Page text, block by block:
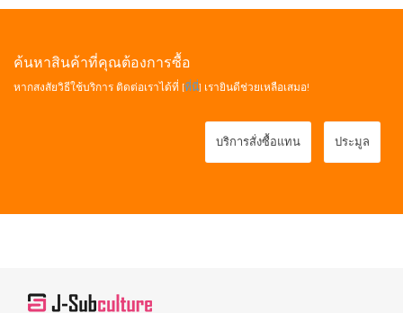
ค้นหาสินค้าที่คุณต้องการซื้อ
หากสงสัยวิธีใช้บริการ ติดต่อเราได้ที่ [ที่นี่] เรายินดีช่วยเหลือเสมอ!
บริการสั่งซื้อแทน ประมูล